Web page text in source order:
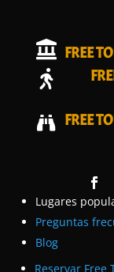
 FREE

 FREE
Lugares
Preguntas
Blog
Reservar Free